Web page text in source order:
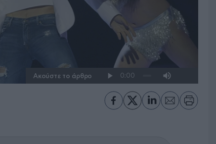
Ακούστε το άρθρο